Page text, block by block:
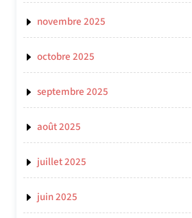
novembre 2025
octobre 2025
septembre 2025
août 2025
juillet 2025
juin 2025